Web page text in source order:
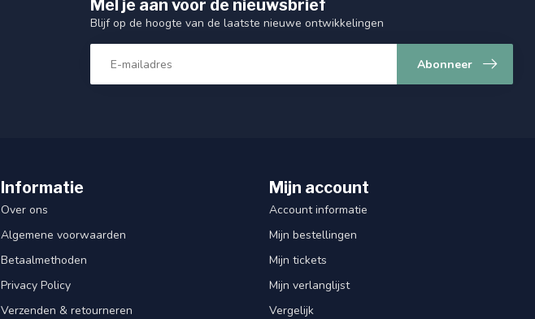
Mel je aan voor de nieuwsbrief
Blijf op de hoogte van de laatste nieuwe ontwikkelingen
Abonneer
Informatie
Over ons
Algemene voorwaarden
Betaalmethoden
Privacy Policy
Verzenden & retourneren
Mijn account
Account informatie
Mijn bestellingen
Mijn tickets
Mijn verlanglijst
Vergelijk